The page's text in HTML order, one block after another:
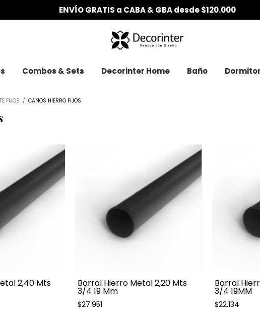
6 CUOTAS SIN INTERÉS desde $200.000
Combos & Sets Decorinter Home Baño
FIJOS / CAÑOS HIERRO FIJOS
2,40 Mts Barral Hierro Metal 2,20 Mts
3/4 19 Mm
$27.951
Barral
3/4 19MM
$22.134